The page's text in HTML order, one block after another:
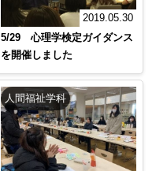
2019.05.30
5/29 心理学検定ガイダンス
を開催しました
人間福祉学科